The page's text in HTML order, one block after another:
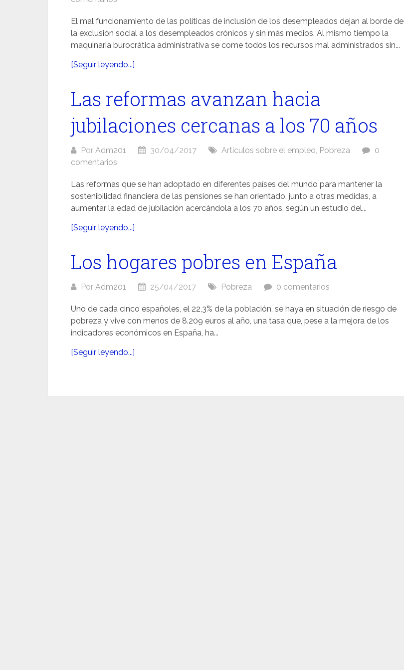
El mal funcionamiento de las políticas de inclusión de los desempleados dejan al borde de
la exclusión social a los desempleados crónicos y sin más medios. Al mismo tiempo la
maquinaria burocrática administrativa se come todos los recursos mal administrados sin...
[Seguir leyendo...]
Las reformas avanzan hacia
jubilaciones cercanas a los 70 años
Por Adm201 30/04/2017 Artículos sobre el empleo, Pobreza
0
comentarios
Las reformas que se han adoptado en diferentes países del mundo para mantener la
sostenibilidad financiera de las pensiones se han orientado, junto a otras medidas, a
aumentar la edad de jubilación acercándola a los 70 años, según un estudio del...
[Seguir leyendo...]
Los hogares pobres en España
Por Adm201 25/04/2017 Pobreza 0 comentarios
Uno de cada cinco españoles, el 22,3% de la población, se haya en situación de riesgo de
pobreza y vive con menos de 8.209 euros al año, una tasa que, pese a la mejora de los
indicadores económicos en España, ha...
[Seguir leyendo...]